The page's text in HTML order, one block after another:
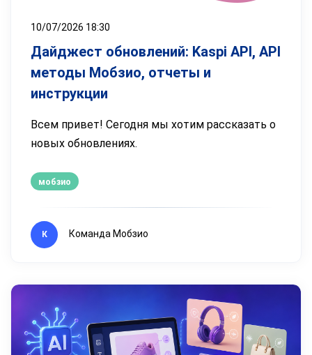
10/07/2026 18:30
Дайджест обновлений: Kaspi API, API
методы Мобзио, отчеты и
инструкции
Всем привет! Сегодня мы хотим рассказать о
новых обновлениях.
мобзио
К Команда Мобзио